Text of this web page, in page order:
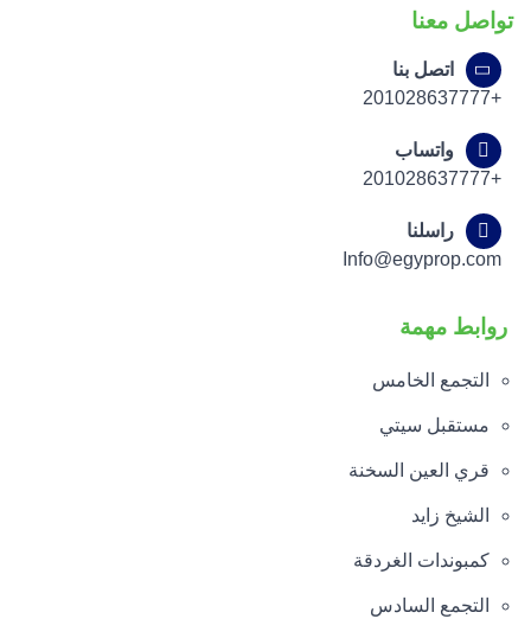
تواصل معنا
اتصل بنا
+201028637777
واتساب
+201028637777
راسلنا
Info@egyprop.com
روابط مهمة
التجمع الخامس
مستقبل سيتي
قري العين السخنة
الشيخ زايد
كمبوندات الغردقة
التجمع السادس